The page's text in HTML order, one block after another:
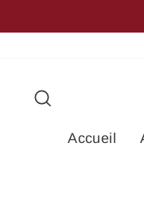
au
Accueil